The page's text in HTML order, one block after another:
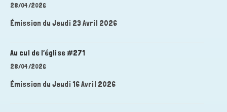
28/04/2026
Émission du Jeudi 23 Avril 2026
Au cul de l’église #271
28/04/2026
Émission du Jeudi 16 Avril 2026